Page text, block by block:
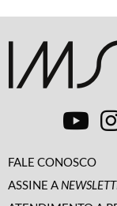
FALE CONOSCO
ASSINE A